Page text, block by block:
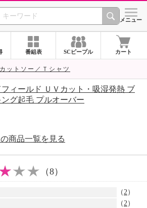
CHANNEL シメニュー
番組表 SCピープル カート
カットソー／Ｔシャツ
フィールド ＵＶカット・吸湿発熱 ブ
ング起毛 プルオーバー
商品一覧を見る
（8）
（2）
（2）